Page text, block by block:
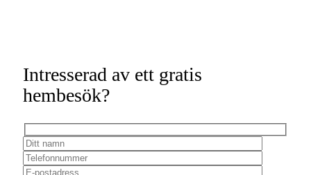
Intresserad av ett gratis
hembesök?